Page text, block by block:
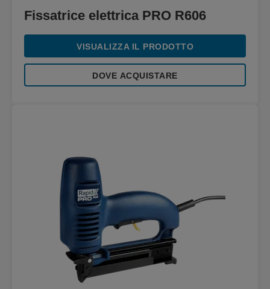
Fissatrice elettrica PRO R606
VISUALIZZA IL PRODOTTO
DOVE ACQUISTARE